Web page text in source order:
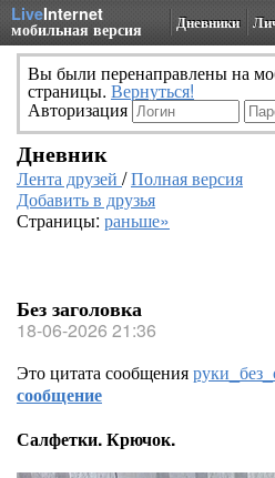
LiveInternet
мобильная версия Дневники
Вы были перенаправлены на
страницы. Вернуться!
Авторизация
Дневник
Лента друзей /Полная версия
Добавить в друзья
Страницы: раньше»
Без заголовка
18-06-2026 21:36
Это цитата сообщения
сообщение
Салфетки. Крючок.